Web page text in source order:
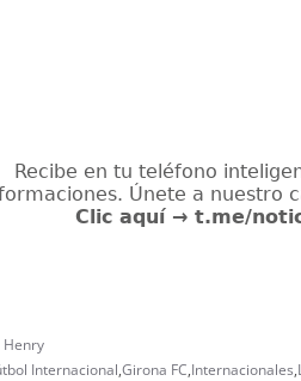
Henry
Internacional,Girona FC,Internacionales,